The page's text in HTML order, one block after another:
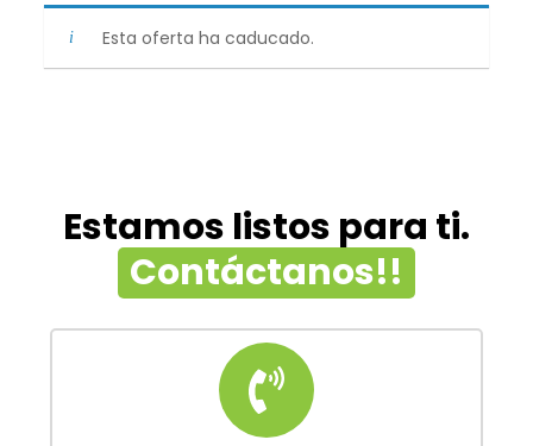
Esta oferta ha caducado.
Estamos listos para ti.
Contáctanos!!